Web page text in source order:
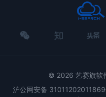
© 2026 艺赛旗软
沪公网安备